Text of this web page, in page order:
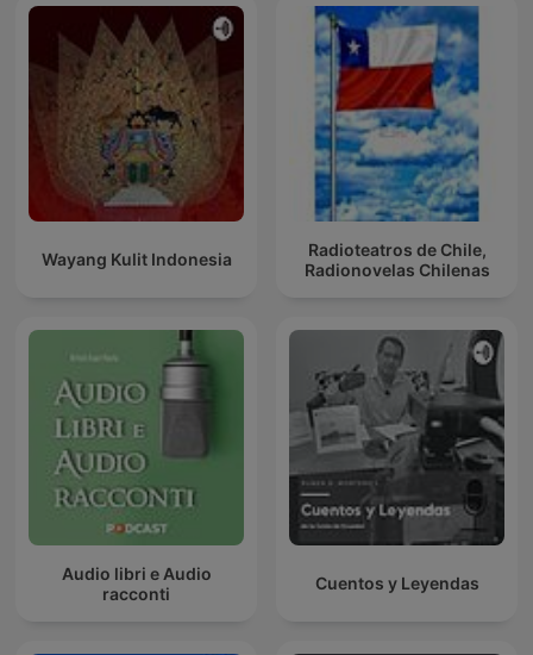
Wayang Kulit Indonesia
Radioteatros de Chile,
Radionovelas Chilenas
Audio libri e Audio
racconti
Cuentos y Leyendas